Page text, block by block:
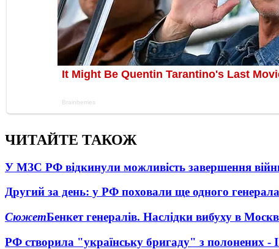
ЧИТАЙТЕ ТАКОЖ
У МЗС РФ відкинули можливість завершення
Другий за день: у РФ поховали ще одного генерала
СюжетБенкет генералів. Наслідки вибуху в
РФ створила "українську бригаду" з полонених -